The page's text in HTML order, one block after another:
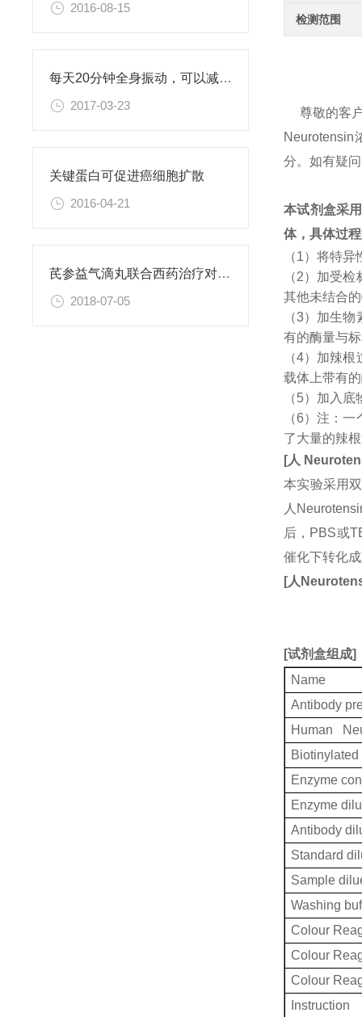
2016-08-15
每天20分钟全身振动，可以减肥、对抗糖尿病
2017-03-23
关键蛋白可促进癌细胞扩散
2016-04-21
芪参益气滴丸联合西药治疗对稳定型心绞痛患者血清抵抗素水平的影响
2018-07-05
检测范围
尊敬的客
Neurotensin
分。如有疑
本试剂盒采
体，具体过
（1）将特
（2）加受
其他未结合
（3）加生
有的酶量与
（4）加辣
载体上带有
（5）加入
（6）注：
了大量的辣
[人
本实验采用
人
后，PBS或
催化下转化
[人
[试剂盒组成]
Name
Antibody
Human
Enzyme
Enzyme
Antibody
Standard
Sample
Washing
Colour
Colour
Colour
Instruction